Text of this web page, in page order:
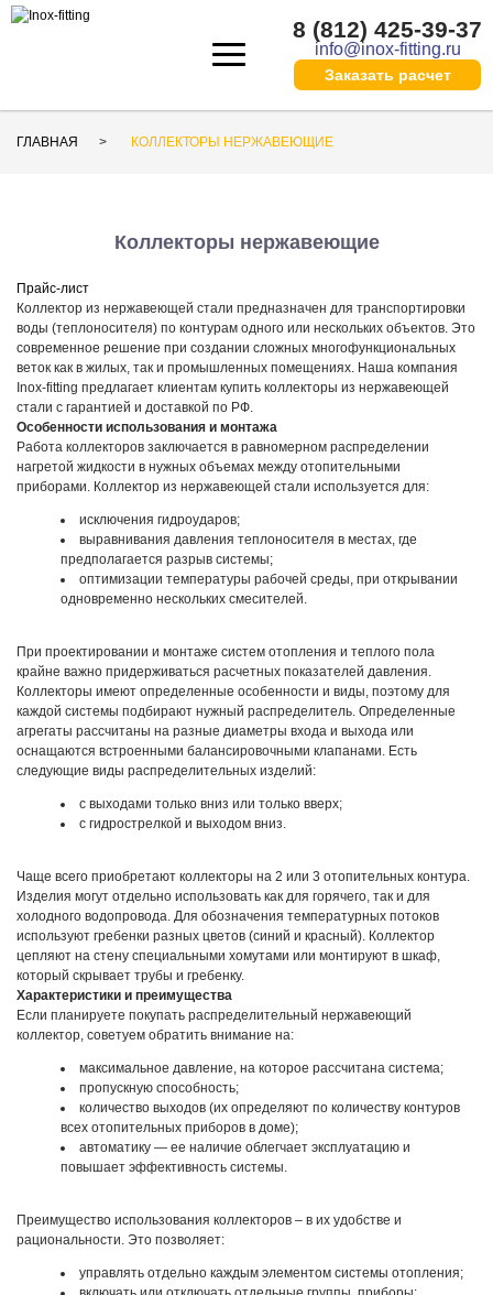
8 (812) 425-39-37
info@inox-fitting.ru
Заказать расчeт
ГЛАВНАЯ КОЛЛЕКТОРЫ НЕРЖАВЕЮЩИЕ
Коллекторы нержавеющие
Прайс-лист
Коллектор из нержавеющей стали предназначен для транспортировки
воды (теплоносителя) по контурам одного или нескольких объектов. Это
современное решение при создании сложных многофункциональных
веток как в жилых, так и промышленных помещениях. Наша компания
Inox-fitting предлагает клиентам купить коллекторы из нержавеющей
стали с гарантией и доставкой по РФ.
Особенности использования и монтажа
Работа коллекторов заключается в равномерном распределении
нагретой жидкости в нужных объемах между отопительными
приборами. Коллектор из нержавеющей стали используется для:
исключения гидроударов;
выравнивания давления теплоносителя в местах, где
предполагается разрыв системы;
оптимизации температуры рабочей среды, при открывании
одновременно нескольких смесителей.
При проектировании и монтаже систем отопления и теплого пола
крайне важно придерживаться расчетных показателей давления.
Коллекторы имеют определенные особенности и виды, поэтому для
каждой системы подбирают нужный распределитель. Определенные
агрегаты рассчитаны на разные диаметры входа и выхода или
оснащаются встроенными балансировочными клапанами. Есть
следующие виды распределительных изделий:
с выходами только вниз или только вверх;
с гидрострелкой и выходом вниз.
Чаще всего приобретают коллекторы на 2 или 3 отопительных контура.
Изделия могут отдельно использовать как для горячего, так и для
холодного водопровода. Для обозначения температурных потоков
используют гребенки разных цветов (синий и красный). Коллектор
цепляют на стену специальными хомутами или монтируют в шкаф,
который скрывает трубы и гребенку.
Характеристики и преимущества
Если планируете покупать распределительный нержавеющий
коллектор, советуем обратить внимание на:
максимальное давление, на которое рассчитана система;
пропускную способность;
количество выходов (их определяют по количеству контуров
всех отопительных приборов в доме);
автоматику — ее наличие облегчает эксплуатацию и
повышает эффективность системы.
Преимущество использования коллекторов – в их удобстве и
рациональности. Это позволяет:
управлять отдельно каждым элементом системы отопления;